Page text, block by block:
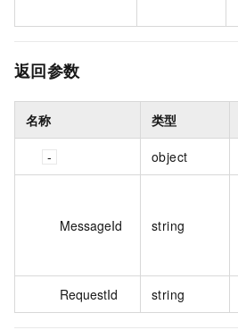
返回参数
名称 类型
object
MessageId string
RequestId string